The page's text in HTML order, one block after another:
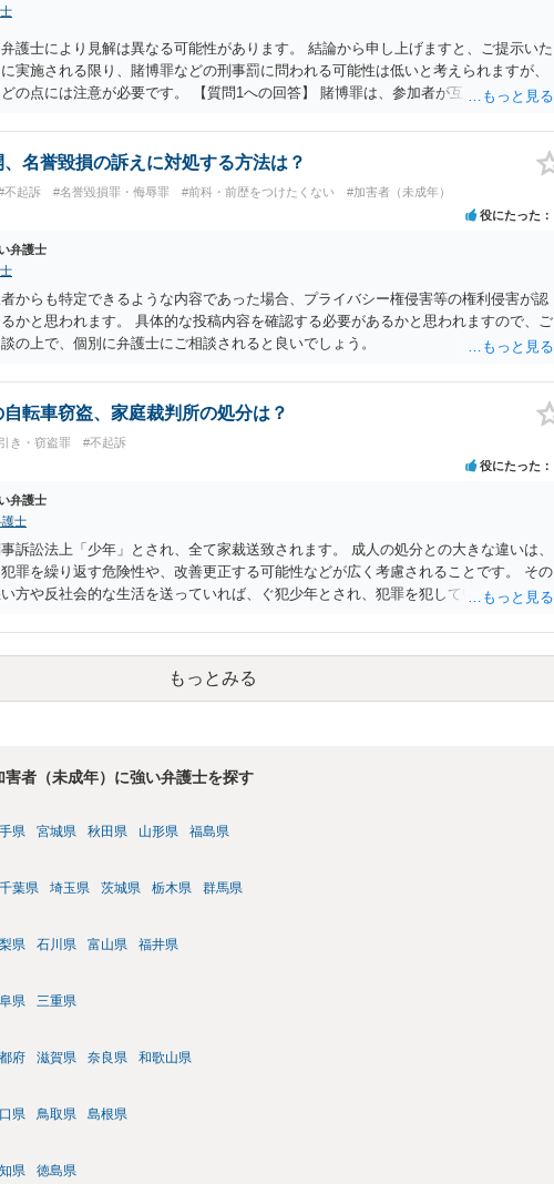
護士により見解は異なる可能性があります。 結論から申し上げますと、ご提示いた
実施される限り、賭博罪などの刑事罰に問われる可能性は低いと考えられますが、
の点には注意が必要です。 【質問1への回答】 賭博罪は、参加者が互いに財物を賭
全額会場レンタル費用に充てられて賞金原資と完全に分離されている場合、参加者
スクが存在しないため賭博罪には該当しないとする見解が一般的です。また、利益
民事・行政上の観点から以下の点が考慮されます。景品表示法については事業者が
のものではないため対象外と考えられますが、自治会館の利用規約（目的外利用や金
への抵触が問題となることがあります。 【質問3への回答】 主催者としての注意点と
べて会場代の実費に充てられている記録（領収書や収支の管理）を残し、賞金原資
を明確にしておくことが大切です。また、自治会館の管理者に対し、参加費の集金
に正確に伝えて了解を得ておくのが賢明です。
名誉毀損の訴えに対処する方法は？
不起訴 #名誉毀損罪・侮辱罪 #前科・前歴をつけたくない #加害者（未成年）
役にたった
弁護士
からも特定できるような内容であった場合、プライバシー権侵害等の権利侵害が認
かと思われます。 具体的な投稿内容を確認する必要があるかと思われますので、ご
の上で、個別に弁護士にご相談されると良いでしょう。
転車窃盗、家庭裁判所の処分は？
き・窃盗罪 #不起訴
役にたった
弁護士
護士
訴訟法上「少年」とされ、全て家裁送致されます。 成人の処分との大きな違いは、
罪を繰り返す危険性や、改善更正する可能性などが広く考慮されることです。 その
方や反社会的な生活を送っていれば、ぐ犯少年とされ、犯罪を犯していなくとも、
がしにくいのですが、通常初犯の自転車窃盗で生活環境が整っていれば、審判不開
性はあります。
もっとみる
害者（未成年）に強い弁護士を探す
県 宮城県 秋田県 山形県 福島県
千葉県 埼玉県 茨城県 栃木県 群馬県
県 石川県 富山県 福井県
県 三重県
府 滋賀県 奈良県 和歌山県
県 鳥取県 島根県
県 徳島県